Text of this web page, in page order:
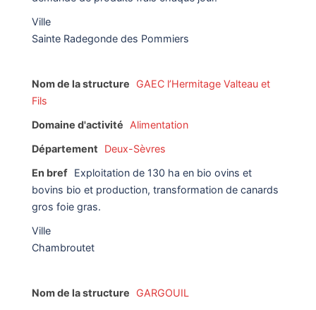
Ville
Sainte Radegonde des Pommiers
Nom de la structure
GAEC l’Hermitage Valteau et
Fils
Domaine d'activité
Alimentation
Département
Deux-Sèvres
En bref Exploitation de 130 ha en bio ovins et
bovins bio et production, transformation de canards
gros foie gras.
Ville
Chambroutet
Nom de la structure
GARGOUIL